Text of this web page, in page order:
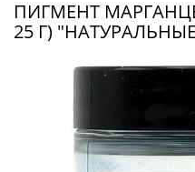
ПИГМЕНТ
25 Г)